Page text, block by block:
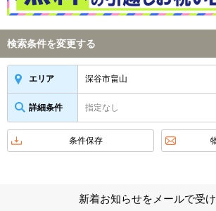
検索条件を変更する
エリア 深谷市畠山
詳細条件 指定なし
条件保存
新着お知らせをメールで受